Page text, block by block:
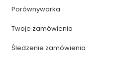
Porównywarka
Twoje zamówienia
Śledzenie zamówienia